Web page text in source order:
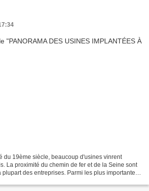
du 19ème siècle, beaucoup d'usines vinrent
La proximité du chemin de fer et de la Seine sont
des entreprises. Parmi les plus importantes :